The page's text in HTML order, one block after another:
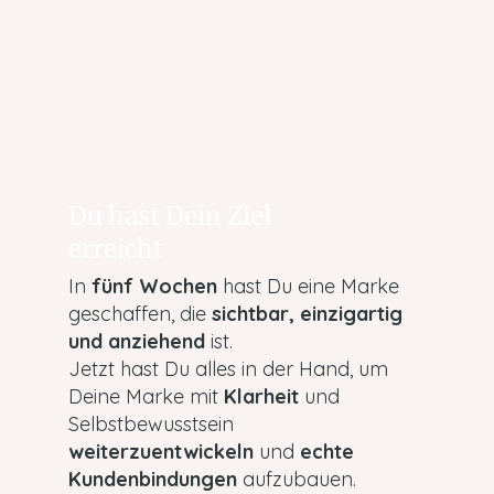
In fünf Wochenhast Du eine Marke
geschaffen, die sichtbar, einzigartig
und anziehendist.
Jetzt hast Du alles in der Hand, um
Deine Marke mit Klarheitund
Selbstbewusstsein
weiterzuentwickelnund echte
Kundenbindungen aufzubauen.